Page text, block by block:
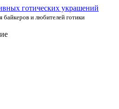
и любителей готики